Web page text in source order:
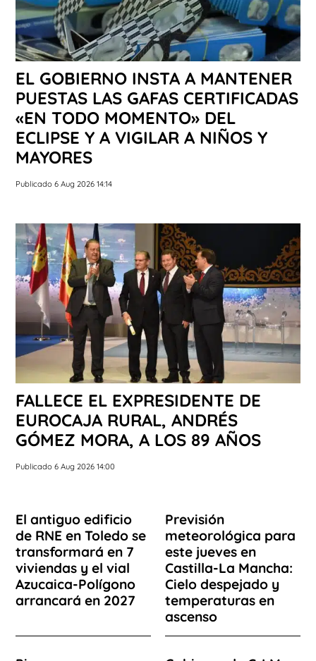
EL GOBIERNO INSTA A MANTENER
PUESTAS LAS GAFAS CERTIFICADAS
«EN TODO MOMENTO» DEL
ECLIPSE Y A VIGILAR A NIÑOS Y
MAYORES
Publicado 6 Aug 2026 14:14
FALLECE EL EXPRESIDENTE DE
EUROCAJA RURAL, ANDRÉS
GÓMEZ MORA, A LOS 89 AÑOS
Publicado 6 Aug 2026 14:00
El antiguo edificio
de RNE en Toledo se
transformará en 7
viviendas y el vial
Azucaica-Polígono
arrancará en 2027
Previsión
meteorológica para
este jueves en
Castilla-La Mancha:
Cielo despejado y
temperaturas en
ascenso